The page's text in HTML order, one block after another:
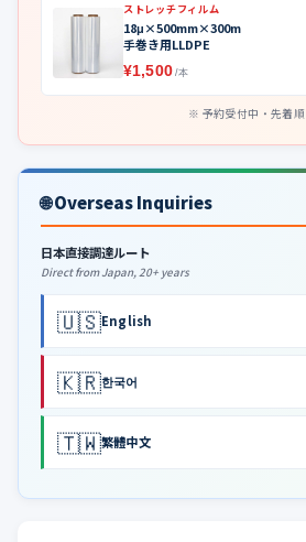
ストレッチフィルム
18μ×500mm×300m
手巻き用LLDPE
¥1,500 /本
予約受付中・先着順
🌐 Overseas Inquiries
日本直接調達ルート
Direct from Japan, 20+ years
🇺🇸English
🇰🇷한국어
🇹🇼繁體中文